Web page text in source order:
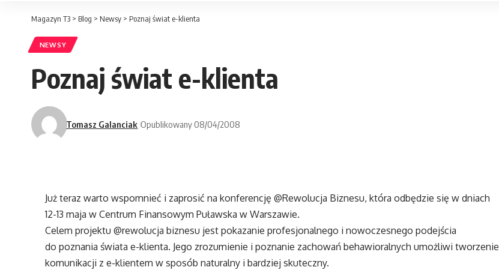
Magazyn T3 > Blog > Newsy > Poznaj świat e-klienta
NEWSY
Poznaj świat e-klienta
Tomasz Galanciak Opublikowany 08/04/2008
Już teraz warto wspomnieć i zaprosić na konferencję @Rewolucja Biznesu, która odbędzie się w dniach
12-13 maja w Centrum Finansowym Puławska w Warszawie.
Celem projektu @rewolucja biznesu jest pokazanie profesjonalnego i nowoczesnego podejścia
do poznania świata e-klienta. Jego zrozumienie i poznanie zachowań behawioralnych umożliwi tworzenie
komunikacji z e-klientem w sposób naturalny i bardziej skuteczny.